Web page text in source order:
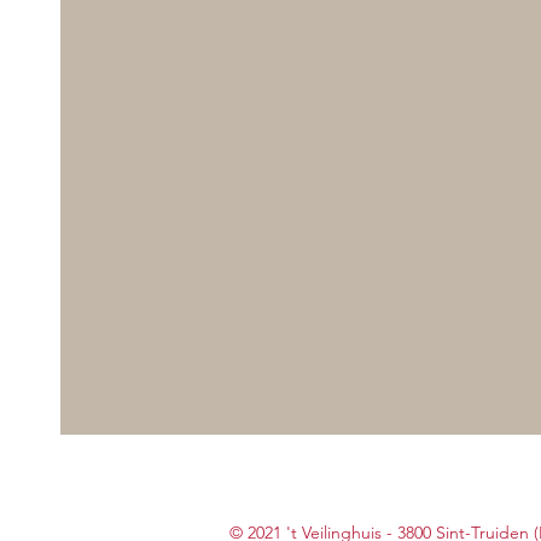
© 2021 't Veilinghuis - 3800 Sint-Truiden